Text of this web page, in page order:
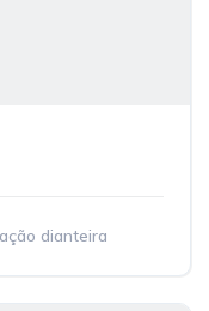
dianteira